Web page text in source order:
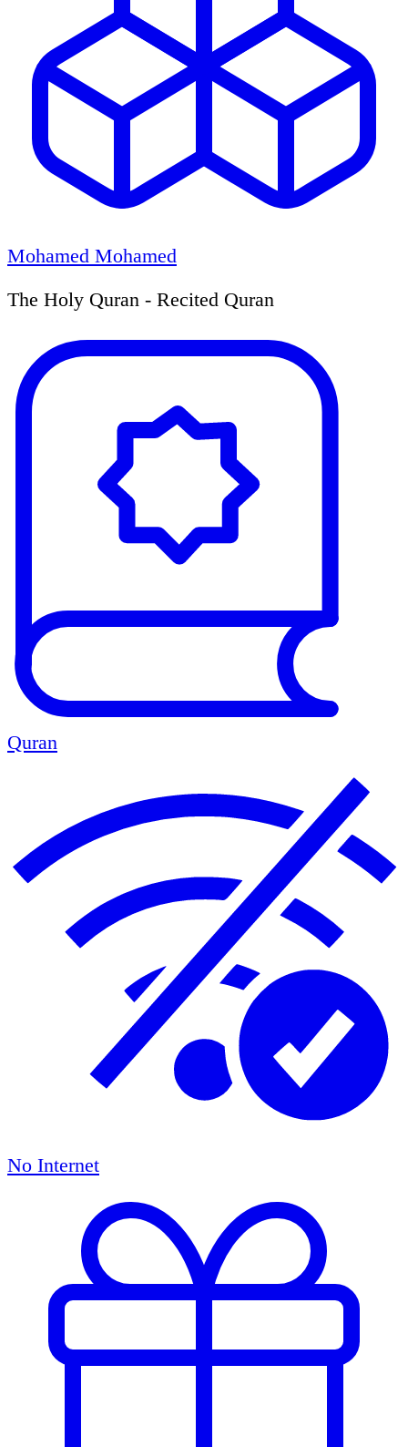
Mohamed Mohamed
The Holy Quran - Recited Quran
Quran
No Internet